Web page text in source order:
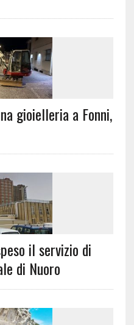
gioielleria a Fonni,
il servizio di
di Nuoro